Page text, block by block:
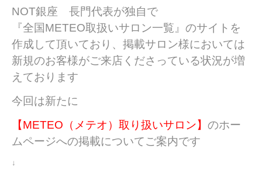
NOT銀座 長門代表が独自で
『全国METEO取扱いサロン一覧』のサイトを
作成して頂いており、掲載サロン様においては
新規のお客様がご来店くださっている状況が増
えております
今回は新たに
【METEO（メテオ）取り扱いサロン】 のホー
ムページへの掲載についてご案内です
↓